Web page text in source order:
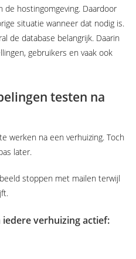
de hostingomgeving. Daardoor
situatie wanneer dat nodig is.
de database belangrijk. Daarin
gebruikers en vaak ook
testen na
werken na een verhuizing. Toch
later.
stoppen met mailen terwijl
verhuizing actief: